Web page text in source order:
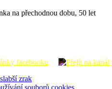
na přechodnou dobu, 50 let
zrak
souborů cookies